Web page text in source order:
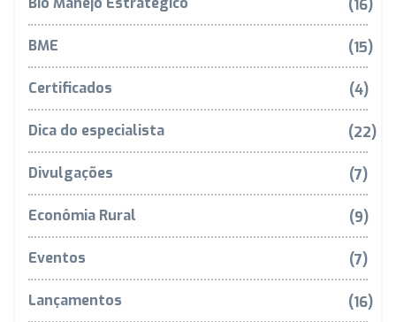
(16)
BME (15)
Certificados (4)
Dica do especialista (22)
Divulgações (7)
Econômia Rural (9)
Eventos (7)
Lançamentos (16)